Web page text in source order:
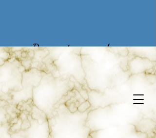
Para os tesouros do
passado